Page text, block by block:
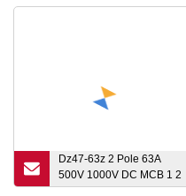
Dz47-63z 2 Pole 63A
500V 1000V DC MCB 1 2
3 4 6 10 16 20 25 32 40